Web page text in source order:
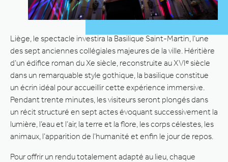
Liège, le spectacle investira la Basilique Saint-Martin, l’une
des sept anciennes collégiales majeures de la ville. Héritière
d’un édifice roman du Xe siècle, reconstruite au XVIᵉ siècle
dans un remarquable style gothique, la basilique constitue
un écrin idéal pour accueillir cette expérience immersive.
Pendant trente minutes, les visiteurs seront plongés dans
un récit structuré en sept actes évoquant successivement la
lumière, l’eau et l’air, la terre et la flore, les corps célestes, les
animaux, l’apparition de l’humanité et enfin le jour de repos.
Pour offrir un rendu totalement adapté au lieu, chaque